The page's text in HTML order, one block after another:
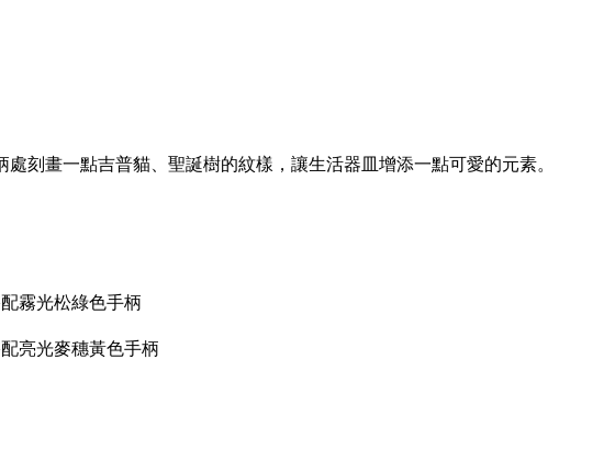
刻畫一點吉普貓、聖誕樹的紋樣，讓生活器皿增添一點可愛的元素。
霧光松綠色手柄
亮光麥穗黃色手柄